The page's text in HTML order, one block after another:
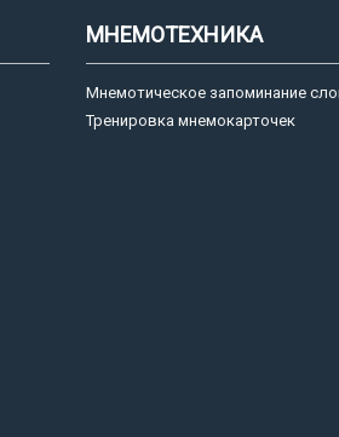
МНЕМОТЕХНИКА
Мнемотическое запоминание
Тренировка мнемокарточек